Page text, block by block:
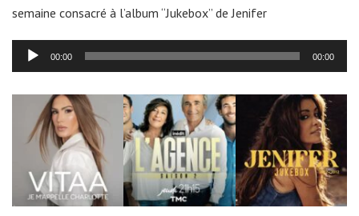
semaine consacré à l’album “Jukebox” de Jenifer
Lecteur
audio
00:00 00:00